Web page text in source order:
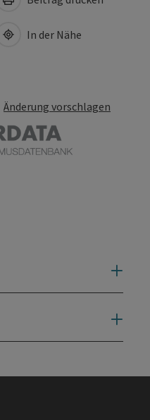
In der Nähe
Änderung vorschlagen